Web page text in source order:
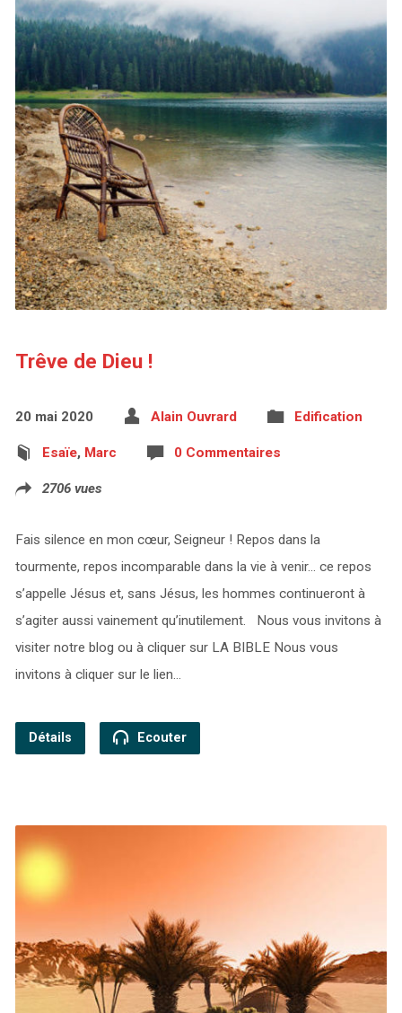
Trêve de Dieu !
20 mai 2020 Alain Ouvrard Edification
Esaïe, Marc 0 Commentaires
2706 vues
Fais silence en mon cœur, Seigneur ! Repos dans la
tourmente, repos incomparable dans la vie à venir… ce repos
s’appelle Jésus et, sans Jésus, les hommes continueront à
s’agiter aussi vainement qu’inutilement. Nous vous invitons à
visiter notre blog ou à cliquer sur LA BIBLE Nous vous
invitons à cliquer sur le lien…
Détails Ecouter